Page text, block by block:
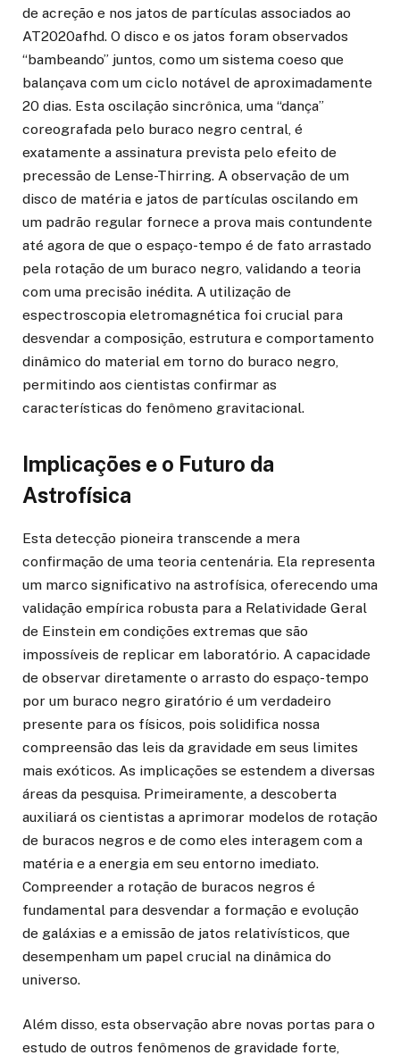
de acreção e nos jatos de partículas associados ao
AT2020afhd. O disco e os jatos foram observados
“bambeando” juntos, como um sistema coeso que
balançava com um ciclo notável de aproximadamente
20 dias. Esta oscilação sincrônica, uma “dança”
coreografada pelo buraco negro central, é
exatamente a assinatura prevista pelo efeito de
precessão de Lense-Thirring. A observação de um
disco de matéria e jatos de partículas oscilando em
um padrão regular fornece a prova mais contundente
até agora de que o espaço-tempo é de fato arrastado
pela rotação de um buraco negro, validando a teoria
com uma precisão inédita. A utilização de
espectroscopia eletromagnética foi crucial para
desvendar a composição, estrutura e comportamento
dinâmico do material em torno do buraco negro,
permitindo aos cientistas confirmar as
características do fenômeno gravitacional.
Implicações e o Futuro da
Astrofísica
Esta detecção pioneira transcende a mera
confirmação de uma teoria centenária. Ela representa
um marco significativo na astrofísica, oferecendo uma
validação empírica robusta para a Relatividade Geral
de Einstein em condições extremas que são
impossíveis de replicar em laboratório. A capacidade
de observar diretamente o arrasto do espaço-tempo
por um buraco negro giratório é um verdadeiro
presente para os físicos, pois solidifica nossa
compreensão das leis da gravidade em seus limites
mais exóticos. As implicações se estendem a diversas
áreas da pesquisa. Primeiramente, a descoberta
auxiliará os cientistas a aprimorar modelos de rotação
de buracos negros e de como eles interagem com a
matéria e a energia em seu entorno imediato.
Compreender a rotação de buracos negros é
fundamental para desvendar a formação e evolução
de galáxias e a emissão de jatos relativísticos, que
desempenham um papel crucial na dinâmica do
universo.
Além disso, esta observação abre novas portas para o
estudo de outros fenômenos de gravidade forte,